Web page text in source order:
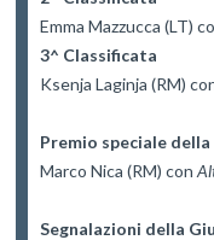
Emma Mazzucca (LT)
3^ Classificata
Ksenja Laginja (RM)
Premio speciale
Marco Nica (RM) con
Segnalazioni della